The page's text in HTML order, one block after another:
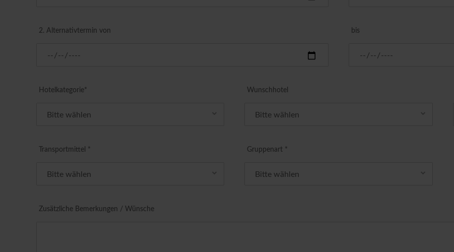
2. Alternativtermin von bis
Hotelkategorie* Wunschhotel
Transportmittel * Gruppenart *
Zusätzliche Bemerkungen / Wünsche